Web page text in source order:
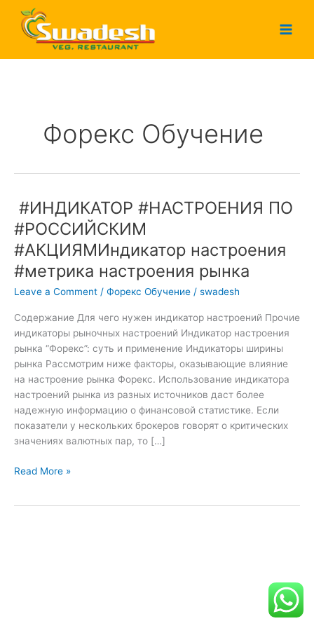
content
Форекс Обучение
️ #ИНДИКАТОР #НАСТРОЕНИЯ ПО
#РОССИЙСКИМ
#АКЦИЯМИндикатор настроения
#метрика настроения рынка
Leave a Comment / Форекс Обучение / swadesh
Содержание Для чего нужен индикатор настроений Прочие
индикаторы рыночных настроений Индикатор настроения
рынка “Форекс”: суть и применение Индикаторы ширины
рынка Рассмотрим ниже факторы, оказывающие влияние
на настроение рынка Форекс. Использование индикатора
настроений рынка из разных источников даст более
надежную информацию о финансовой статистике. Если
показатели у нескольких брокеров говорят о критических
значениях валютных пар, то […]
#ИНДИКАТОР
#НАСТРОЕНИЯ
ПО
#РОССИЙСКИМ
#АКЦИЯМИндикатор
настроения
#метрика
настроения
рынка
Read More »